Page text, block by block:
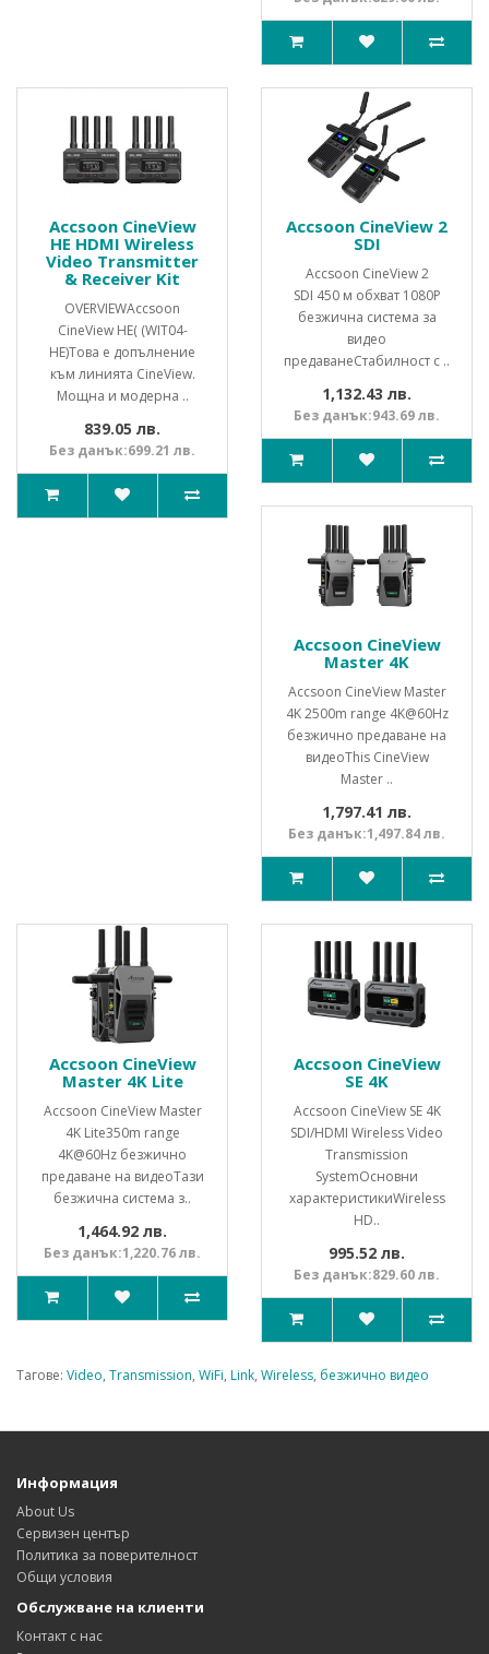
Accsoon CineView
HE HDMI Wireless
Video Transmitter
& Receiver Kit
OVERVIEWAccsoon
CineView HE( (WIT04-
HE)Това e допълнение
към линията CineView.
Мощна и модерна ..
839.05 лв.
Без данък:699.21 лв.
Accsoon CineView 2
SDI
Accsoon CineView 2
SDI 450 м обхват 1080P
безжична система за
видео
предаванеСтабилност с ..
1,132.43 лв.
Без данък:943.69 лв.
Accsoon CineView
Master 4K
Accsoon CineView Master
4K 2500m range 4K@60Hz
безжично предаване на
видеоThis CineView
Master ..
1,797.41 лв.
Без данък:1,497.84 лв.
Accsoon CineView
Master 4K Lite
Accsoon CineView Master
4K Lite350m range
4K@60Hz безжично
предаване на видеоТази
безжична система з..
1,464.92 лв.
Без данък:1,220.76 лв.
Accsoon CineView
SE 4K
Accsoon CineView SE 4K
SDI/HDMI Wireless Video
Transmission
System Основни
характеристикиWireless
HD..
995.52 лв.
Без данък:829.60 лв.
Тагове: Video, Transmission, WiFi, Link, Wireless, безжично видео
Информация
About Us
Сервизен център
Политика за поверителност
Общи условия
Обслужване на клиенти
Контакт с нас